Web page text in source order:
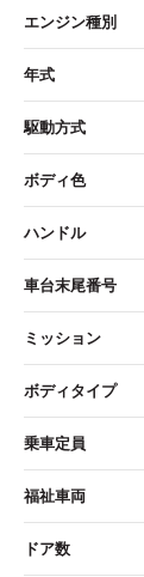
エンジン種別
年式
駆動方式
ボディ色
ハンドル
車台末尾番号
ミッション
ボディタイプ
乗車定員
福祉車両
ドア数